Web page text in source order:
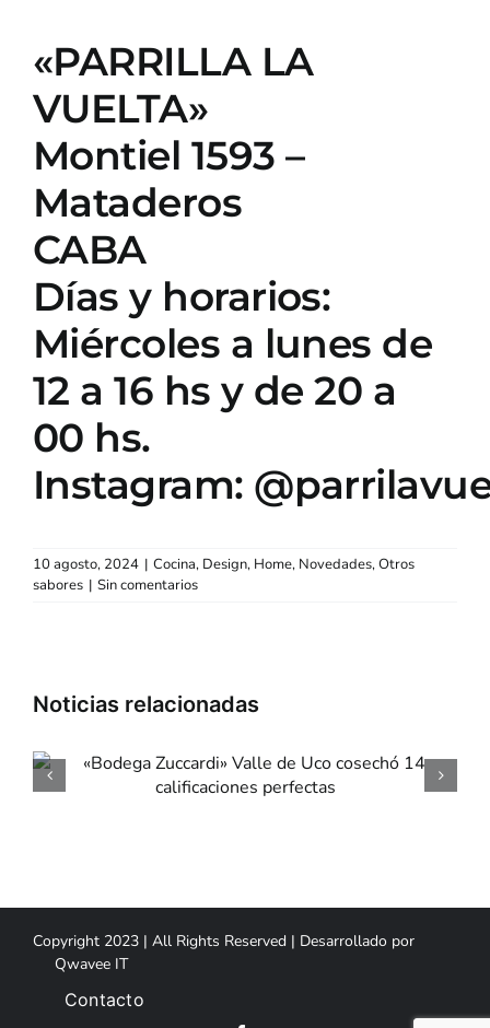
«PARRILLA LA
VUELTA»
Montiel 1593 –
Mataderos
CABA
Días y horarios:
Miércoles a lunes de
12 a 16 hs y de 20 a
00 hs.
Instagram:
10 agosto, 2024 | Cocina, Design, Home, Novedades,Otros
sabores | Sin comentarios
«Dia de la Niñez»
«Mondongo &
Copyright 2023 | All Rights Reserved | Desarrollado por
Qwavee IT
Contacto